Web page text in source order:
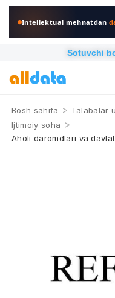
Intellektual mehnatdan
Sotuvchi
Bosh sahifa > Talabalar
Ijtimoiy soha >
Aholi daromdlari va